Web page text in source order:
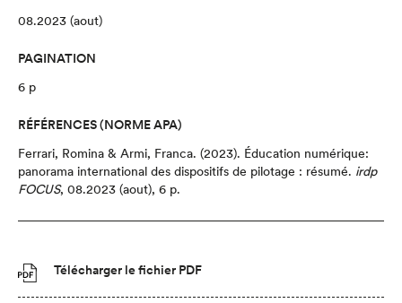
08.2023 (aout)
PAGINATION
6 p
RÉFÉRENCES (NORME APA)
Ferrari, Romina & Armi, Franca. (2023). Éducation numérique:
panorama international des dispositifs de pilotage : résumé. irdp
FOCUS, 08.2023 (aout), 6 p.
Télécharger le fichier PDF